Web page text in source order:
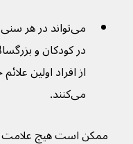
می‌تواند در هر
می‌کنند.
ممکن است هیچ علامت